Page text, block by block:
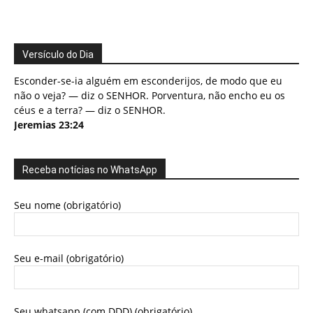
Versículo do Dia
Esconder-se-ia alguém em esconderijos, de modo que eu
não o veja? — diz o SENHOR. Porventura, não encho eu os
céus e a terra? — diz o SENHOR.
Jeremias 23:24
Receba notícias no WhatsApp
Seu nome (obrigatório)
Seu e-mail (obrigatório)